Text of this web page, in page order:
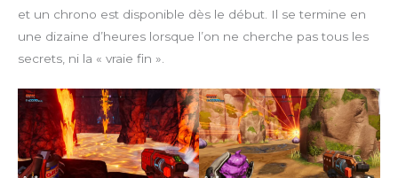
et un chrono est disponible dès le début. Il se termine en
une dizaine d’heures lorsque l’on ne cherche pas tous les
secrets, ni la « vraie fin ».